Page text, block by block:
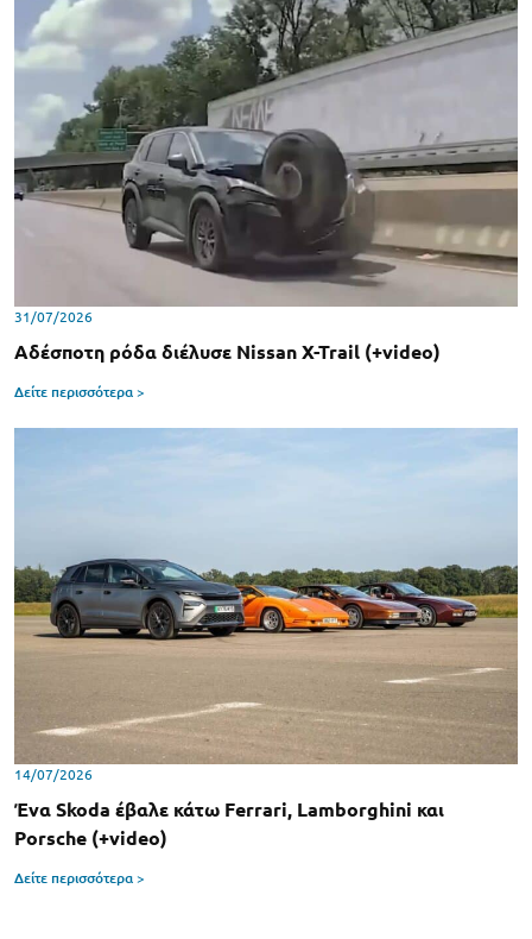
31/07/2026
Αδέσποτη ρόδα διέλυσε Nissan X-Trail (+video)
Δείτε περισσότερα >
14/07/2026
Ένα Skoda έβαλε κάτω Ferrari, Lamborghini και
Porsche (+video)
Δείτε περισσότερα >